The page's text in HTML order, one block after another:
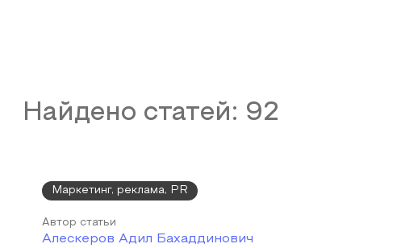
Найдено статей: 92
Маркетинг, реклама, PR
Автор статьи
Алескеров Адил Бахаддинович